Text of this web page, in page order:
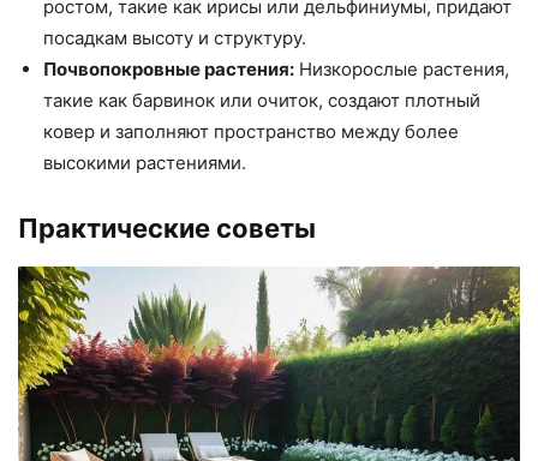
ростом, такие как ирисы или дельфиниумы, придают
посадкам высоту и структуру.
Почвопокровные растения: Низкорослые растения,
такие как барвинок или очиток, создают плотный
ковер и заполняют пространство между более
высокими растениями.
Практические советы